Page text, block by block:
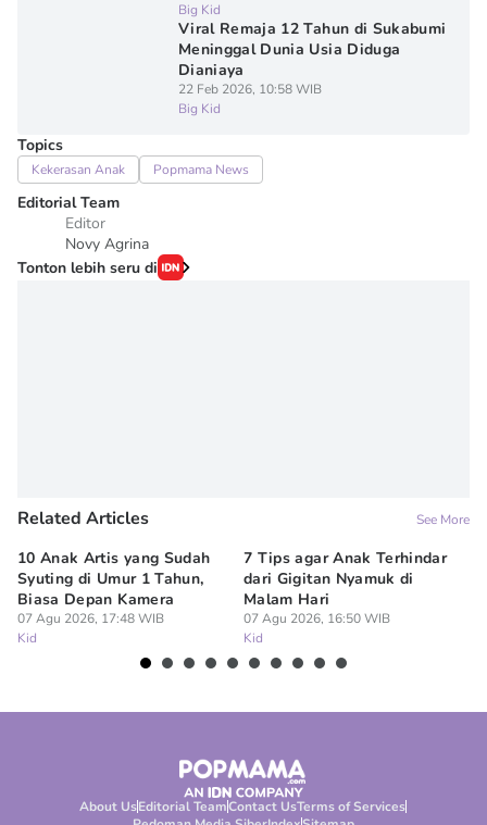
Big Kid
Viral Remaja 12 Tahun di Sukabumi
Meninggal Dunia Usia Diduga
Dianiaya
22 Feb 2026, 10:58 WIB
Big Kid
Topics
Kekerasan Anak Popmama News
Editorial Team
Editor
Novy Agrina
Tonton lebih seru di
Related Articles See More
10 Anak Artis yang Sudah
Syuting di Umur 1 Tahun,
Biasa Depan Kamera
07 Agu 2026, 17:48 WIB
Kid
7 Tips agar Anak Terhindar
dari Gigitan Nyamuk di
Malam Hari
07 Agu 2026, 16:50 WIB
Kid
About UsEditorial TeamContact UsTerms of Services